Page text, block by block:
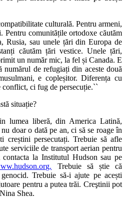
culturală. Pentru armeni,
Pentru comunitățile ortodoxe căutăm
Rusia, sau unele țări din Europa de
căutăm țări vestice. Unele țări,
un număr mic, la fel și Canada. E
de refugiați din aceste două
e copleșitor. Diferența cu
ci fug de persecuție.``
situație?
lumea liberă, din America Latină,
doar o dată pe an, ci să se roage în
creștini persecutați. Trebuie să afle
serviciile de transport aerian pentru
la Institutul Hudson sau pe
Trebuie să știe că
Trebuie să-i ajute pe acești
pentru a putea trăi. Creştinii pot
Shea.